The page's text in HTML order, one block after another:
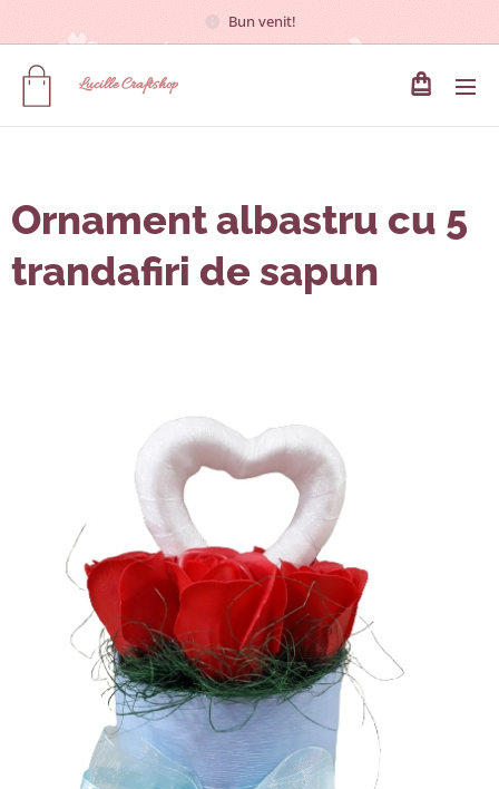
Bun venit!
LucilleCraftshop
Ornament albastru cu 5
trandafiri de sapun